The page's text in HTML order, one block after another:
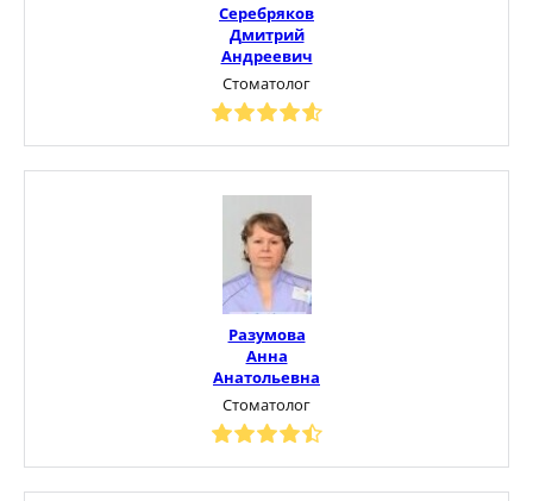
Серебряков
Дмитрий
Андреевич
Стоматолог
Разумова
Анна
Анатольевна
Стоматолог